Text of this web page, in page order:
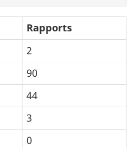
Rapports
2
90
44
3
0